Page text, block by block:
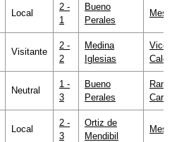
Local
2 -
1
Bueno
Perales
Visitante
2 -
2
Medina
Iglesias
Neutral
1 -
3
Bueno
Perales
Local
2 -
3
Ortiz de
Mendibil